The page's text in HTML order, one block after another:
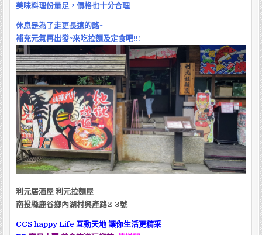
美味料理份量足，價格也十分合理
休息是為了走更長遠的路~
補充元氣再出發~來吃拉麵及定食吧!!!
利元居酒屋 利元拉麵屋
南投縣鹿谷鄉內湖村興產路2-3號
CCS happy Life 互動天地 讓你生活更精采